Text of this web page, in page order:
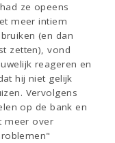
ze opeens
meer intiem
(en dan
zetten), vond
reageren en
hij niet gelijk
Vervolgens
op de bank en
meer over